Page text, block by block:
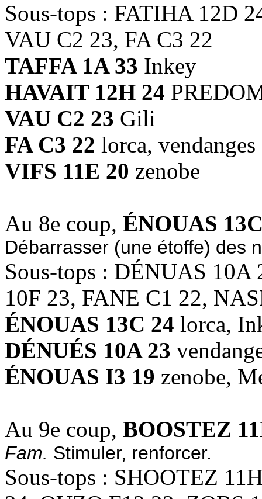
Sous-tops : FATIHA 12D
VAU C2 23, FA C3 22
TAFFA 1A 33 Inkey
HAVAIT 12H 24
VAU C2 23 Gili
FA C3 22 lorca, vendanges
VIFS 11E 20 zenobe
Au 8e coup, ÉNOUAS
Débarrasser (une étoffe) des
Sous-tops : DÉNUAS
10F 23, FANE C1 22,
ÉNOUAS 13C 24 lorca,
DÉNUÉS 10A 23
ÉNOUAS I3 19 zenobe,
Au 9e coup, BOOSTEZ
Fam. Stimuler, renforcer.
Sous-tops : SHOOTEZ